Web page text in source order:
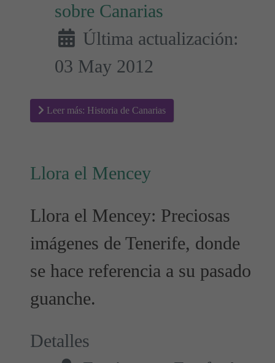
sobre Canarias
Última actualización:
03 May 2012
Leer más: Historia de Canarias
Llora el Mencey
Llora el Mencey: Preciosas
imágenes de Tenerife, donde
se hace referencia a su pasado
guanche.
Detalles